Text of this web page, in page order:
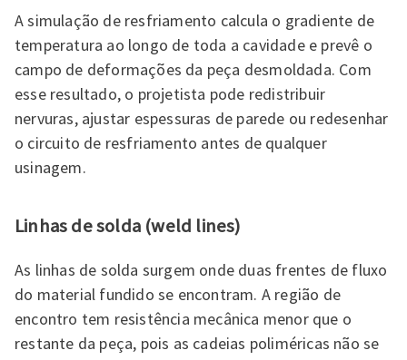
A simulação de resfriamento calcula o gradiente de
temperatura ao longo de toda a cavidade e prevê o
campo de deformações da peça desmoldada. Com
esse resultado, o projetista pode redistribuir
nervuras, ajustar espessuras de parede ou redesenhar
o circuito de resfriamento antes de qualquer
usinagem.
Linhas de solda (weld lines)
As linhas de solda surgem onde duas frentes de fluxo
do material fundido se encontram. A região de
encontro tem resistência mecânica menor que o
restante da peça, pois as cadeias poliméricas não se